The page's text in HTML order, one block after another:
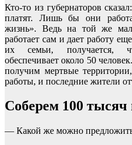
Кто-то из губернаторов
платят. Лишь бы они
жизнь». Ведь на той же
работает сам и дает работу
их семьи, получается,
обеспечивает около 50
получим мертвые
работы, и последние жители
Соберем 100 тысяч
— Какой же можно